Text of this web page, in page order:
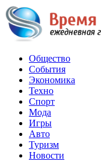
Общество
События
Экономика
Техно
Спорт
Мода
Игры
Авто
Туризм
Новости